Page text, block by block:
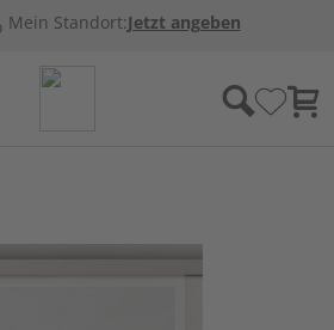
Mein Standort:Jetzt angeben